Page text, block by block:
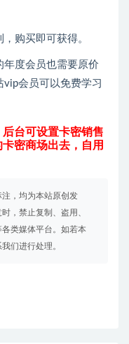
购买即可获得。
度会员也需要原价
会员可以免费学习
台可设置卡密销售
密商场出去，自用
，均为本站原创发
，禁止复制、盗用、
类媒体平台。如若本
们进行处理。